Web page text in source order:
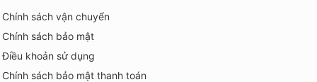
Chính sách vận chuyển
Chính sách bảo mật
Điều khoản sử dụng
Chính sách bảo mật thanh toán